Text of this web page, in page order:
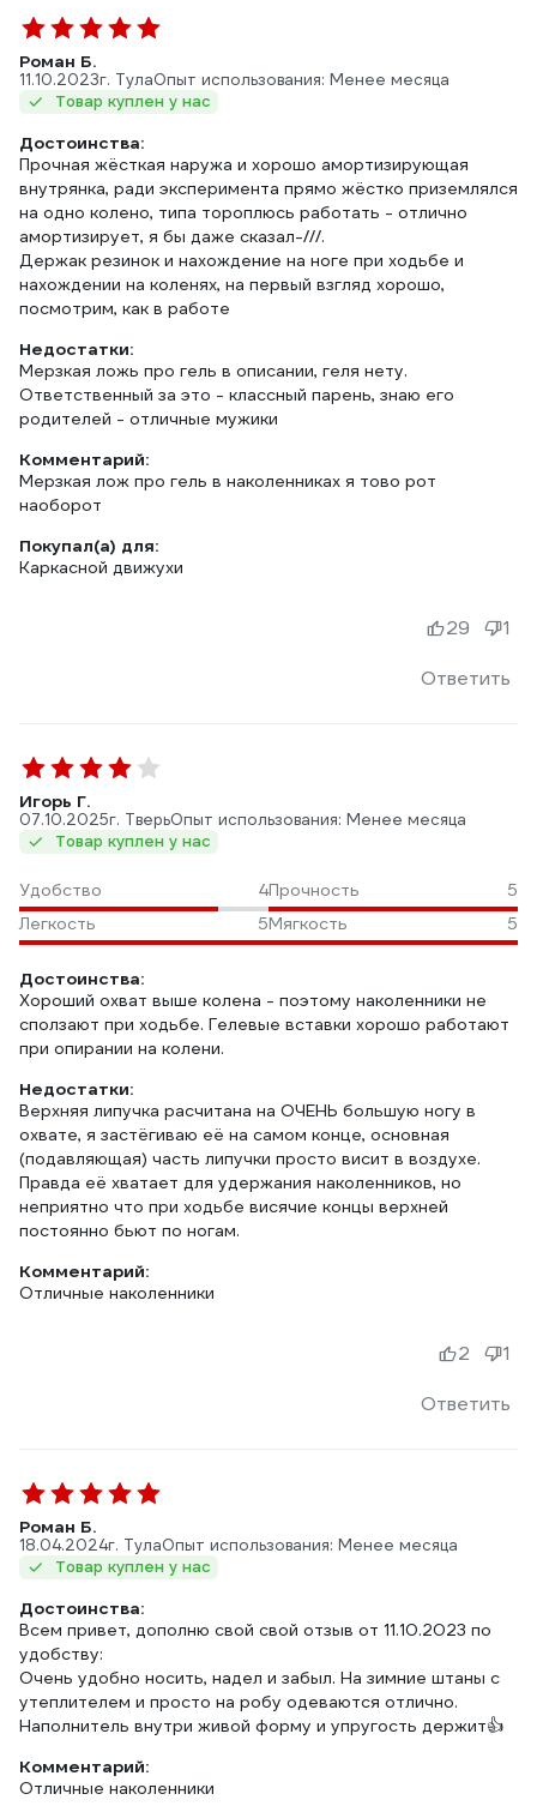
Роман Б.
11.10.2023г. ТулаОпыт использования: Менее месяца
Товар куплен у нас
Достоинства:
Прочная жёсткая наружа и хорошо амортизирующая
внутрянка, ради эксперимента прямо жёстко приземлялся
на одно колено, типа тороплюсь работать - отлично
амортизирует, я бы даже сказал-///.
Держак резинок и нахождение на ноге при ходьбе и
нахождении на коленях, на первый взгляд хорошо,
посмотрим, как в работе
Недостатки:
Мерзкая ложь про гель в описании, геля нету.
Ответственный за это - классный парень, знаю его
родителей - отличные мужики
Комментарий:
Мерзкая лож про гель в наколенниках я тово рот
наоборот
Покупал(а) для:
Каркасной движухи
Ответить
29 1
Игорь Г.
07.10.2025г. ТверьОпыт использования: Менее месяца
Товар куплен у нас
Удобство 4Прочность
5
Легкость
5Мягкость 5
Достоинства:
Хороший охват выше колена - поэтому наколенники не
сползают при ходьбе. Гелевые вставки хорошо работают
при опирании на колени.
Недостатки:
Верхняя липучка расчитана на ОЧЕНЬ большую ногу в
охвате, я застёгиваю её на самом конце, основная
(подавляющая) часть липучки просто висит в воздухе.
Правда её хватает для удержания наколенников, но
неприятно что при ходьбе висячие концы верхней
постоянно бьют по ногам.
Комментарий:
Отличные наколенники
Ответить
2 1
Роман Б.
18.04.2024г. ТулаОпыт использования: Менее месяца
Товар куплен у нас
Достоинства:
Всем привет, дополню свой свой отзыв от 11.10.2023 по
удобству:
Очень удобно носить, надел и забыл. На зимние штаны с
утеплителем и просто на робу одеваются отлично.
Наполнитель внутри живой форму и упругость держит👍
Комментарий:
Отличные наколенники